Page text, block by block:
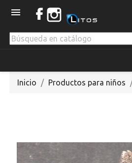

Inicio Productos para niños